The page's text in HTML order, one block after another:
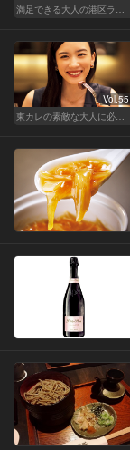
満足できる大人の港区ランチデート
Vol.55
東カレの素敵な大人に必要なこと